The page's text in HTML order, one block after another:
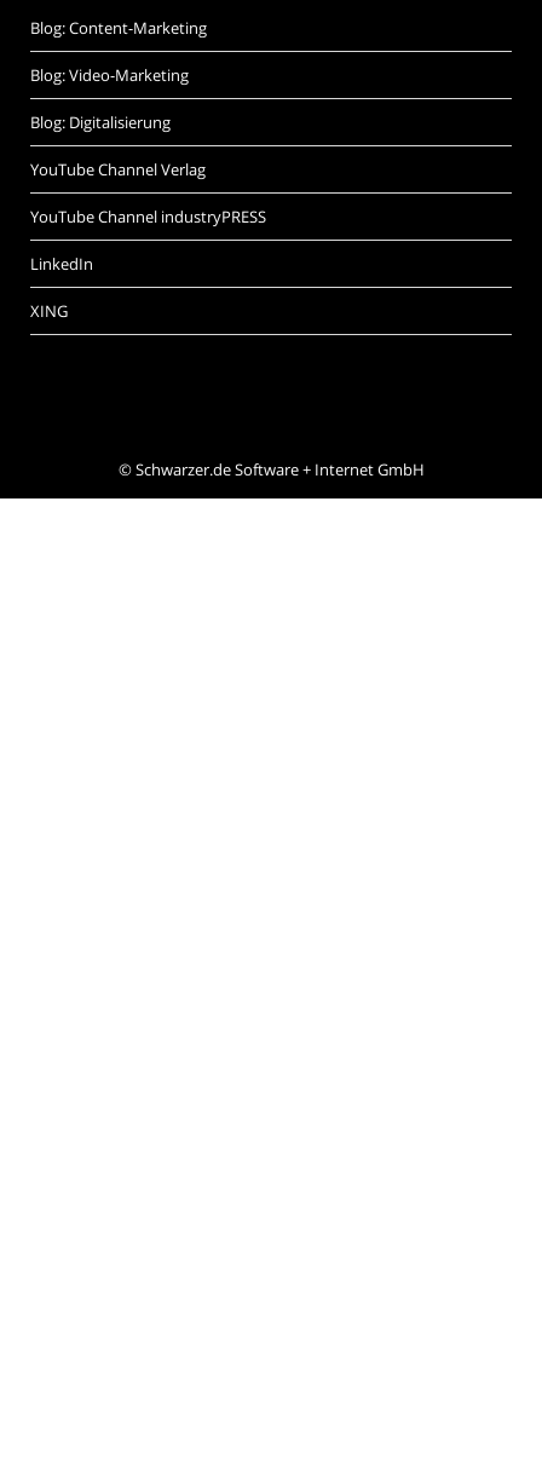
Blog: Content-Marketing
Blog: Video-Marketing
Blog: Digitalisierung
YouTube Channel Verlag
YouTube Channel industryPRESS
LinkedIn
XING
©Schwarzer.de Software + Internet GmbH